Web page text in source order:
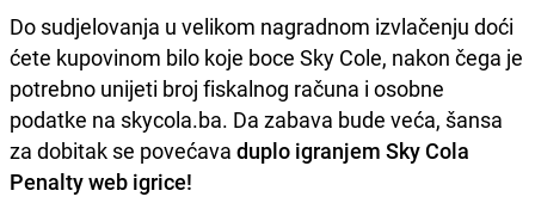
Do sudjelovanja u velikom nagradnom izvlačenju doći
ćete kupovinom bilo koje boce Sky Cole, nakon čega je
potrebno unijeti broj fiskalnog računa i osobne
podatke na skycola.ba. Da zabava bude veća, šansa
za dobitak se povećava duplo igranjem Sky Cola
Penalty web igrice!